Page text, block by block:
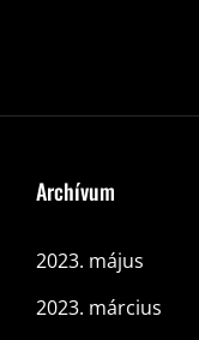
Archívum
2023. május
2023. március